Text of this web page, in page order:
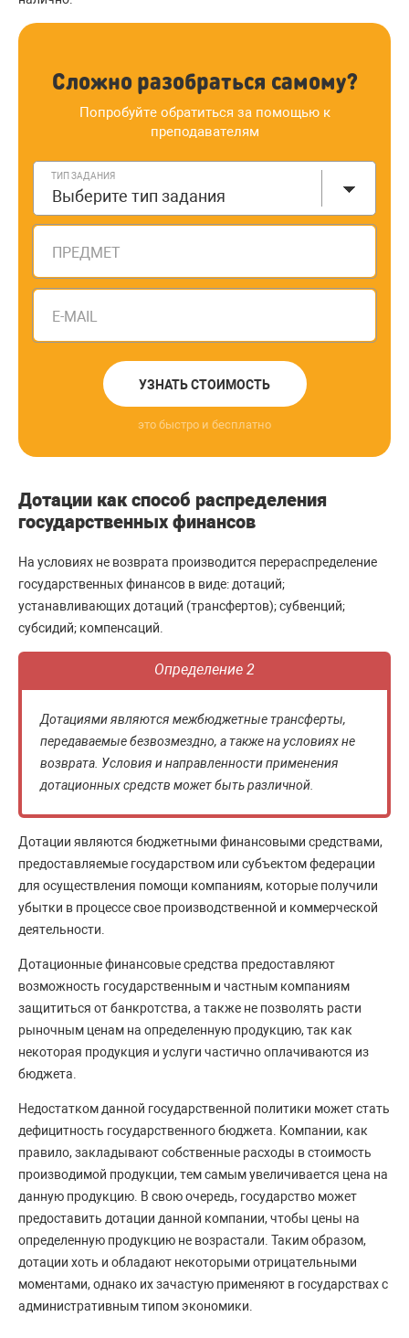
Сложно разобраться самому?
Попробуйте обратиться за помощью к
преподавателям
ТИП ЗАДАНИЯ
Выберите тип задания
ПРЕДМЕТ
E-MAIL
УЗНАТЬ СТОИМОСТЬ
это быстро и бесплатно
Дотации как способ распределения
государственных финансов
На условиях не возврата производится перераспределение
государственных финансов в виде: дотаций;
устанавливающих дотаций (трансфертов); субвенций;
субсидий; компенсаций.
Определение 2
Дотациями являются межбюджетные трансферты,
передаваемые безвозмездно, а также на условиях не
возврата. Условия и направленности применения
дотационных средств может быть различной.
Дотации являются бюджетными финансовыми средствами,
предоставляемые государством или субъектом федерации
для осуществления помощи компаниям, которые получили
убытки в процессе свое производственной и коммерческой
деятельности.
Дотационные финансовые средства предоставляют
возможность государственным и частным компаниям
защититься от банкротства, а также не позволять расти
рыночным ценам на определенную продукцию, так как
некоторая продукция и услуги частично оплачиваются из
бюджета.
Недостатком данной государственной политики может стать
дефицитность государственного бюджета. Компании, как
правило, закладывают собственные расходы в стоимость
производимой продукции, тем самым увеличивается цена на
данную продукцию. В свою очередь, государство может
предоставить дотации данной компании, чтобы цены на
определенную продукцию не возрастали. Таким образом,
дотации хоть и обладают некоторыми отрицательными
моментами, однако их зачастую применяют в государствах с
административным типом экономики.